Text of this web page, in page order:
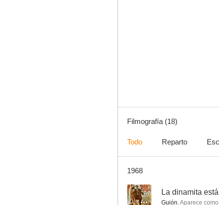
Después del gran robo
--
Filmografía (18)
Todo Reparto
1968
-- La dinamita
Guión,Aparece como